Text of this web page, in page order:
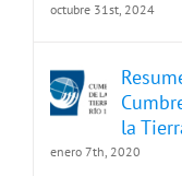
octubre 31st, 2024
la
enero 7th, 2020